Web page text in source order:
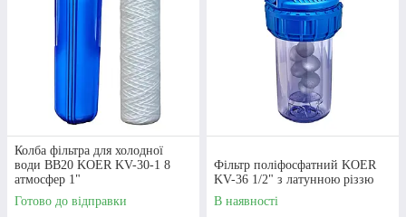
Усю продукцію, яку пропонує наш
інтернет-магазин, ми закуповуємо
безпосередньо у виробників, а не через
дрібних посередників. Це дає можливість
встановлювати максимально лояльні
ціни.
Колба фільтра для холодної
води ВВ20 KOER KV-30-1 8
атмосфер 1"
Готово до відправки
Фільтр поліфосфатний KOER
KV-36 1/2" з латунною різзю
В наявності